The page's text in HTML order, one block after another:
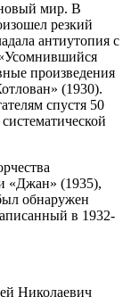
мир. В
резкий
антиутопия с
произведения
(1930).
спустя 50
«Джан» (1935),
обнаружен
в 1932-
Николаевич